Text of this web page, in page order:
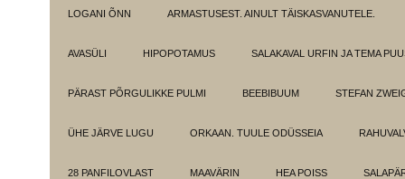
LOGANI ÕNN ARMASTUSEST. AINULT TÄISKASVANUTELE.
AVASÜLI HIPOPOTAMUS SALAKAVAL URFIN JA TEMA
PÄRAST PÕRGULIKKE PULMI BEEBIBUUM STEFAN
ÜHE JÄRVE LUGU ORKAAN. TUULE ODÜSSEIA
28 PANFILOVLAST MAAVÄRIN HEA POISS